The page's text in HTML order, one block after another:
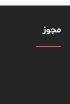
مجوز